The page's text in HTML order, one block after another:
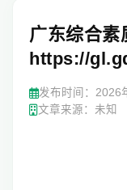
广东综合素
https://
发布时间： 2026
文章来源：未知